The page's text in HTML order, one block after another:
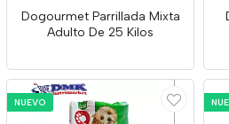
Dogourmet Parrillada Mixta
Adulto De 25 Kilos
NUEVO